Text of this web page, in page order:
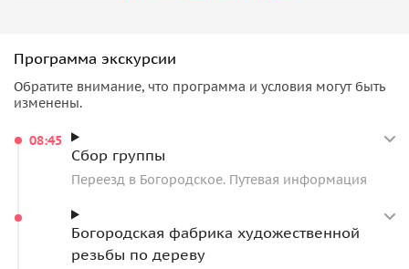
Программа экскурсии
Обратите внимание, что программа и условия могут быть
изменены.
08:45
Сбор группы
Переезд в Богородское. Путевая информация
Богородская фабрика художественной
резьбы по дереву